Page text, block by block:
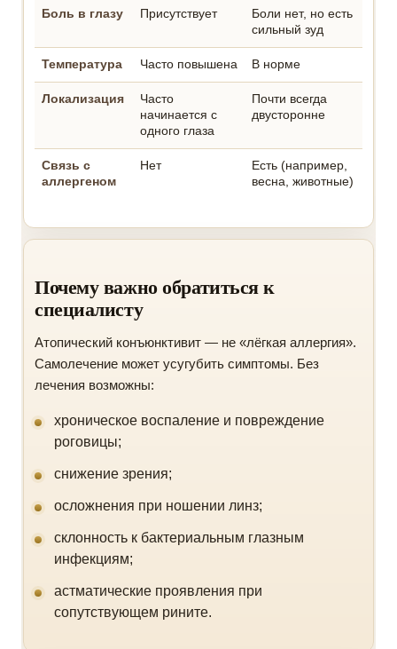
Боль в глазу Присутствует
Боли нет, но есть
сильный зуд
Температура Часто повышена В норме
Локализация
Часто
начинается с
одного глаза
Почти всегда
двусторонне
Связь с
аллергеном
Нет
Есть (например,
весна, животные)
Почему важно обратиться к
специалисту
Атопический конъюнктивит — не «лёгкая аллергия».
Самолечение может усугубить симптомы. Без
лечения возможны:
хроническое воспаление и повреждение
роговицы;
снижение зрения;
осложнения при ношении линз;
склонность к бактериальным глазным
инфекциям;
астматические проявления при
сопутствующем рините.